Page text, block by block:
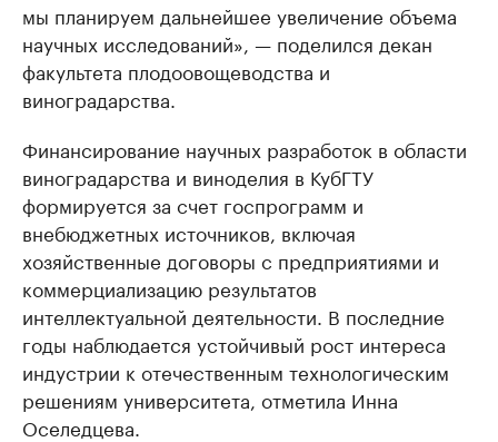
мы планируем дальнейшее увеличение объема
научных исследований», — поделился декан
факультета плодоовощеводства и
виноградарства.
Финансирование научных разработок в области
виноградарства и виноделия в КубГТУ
формируется за счет госпрограмм и
внебюджетных источников, включая
хозяйственные договоры с предприятиями и
коммерциализацию результатов
интеллектуальной деятельности. В последние
годы наблюдается устойчивый рост интереса
индустрии к отечественным технологическим
решениям университета, отметила Инна
Оселедцева.